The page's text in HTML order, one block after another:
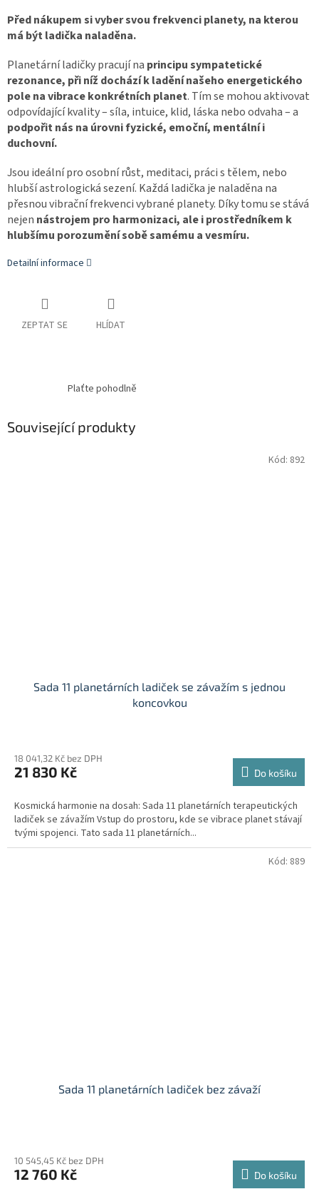
Před nákupem si vyber svou frekvenci planety, na kterou
má být ladička naladěna.
Planetární ladičky pracují na principu sympatetické
rezonance, při níž dochází k ladění našeho energetického
pole na vibrace konkrétních planet. Tím se mohou aktivovat
odpovídající kvality – síla, intuice, klid, láska nebo odvaha – a
podpořit nás na úrovni fyzické, emoční, mentální i
duchovní.
Jsou ideální pro osobní růst, meditaci, práci s tělem, nebo
hlubší astrologická sezení. Každá ladička je naladěna na
přesnou vibrační frekvenci vybrané planety. Díky tomu se stává
nejen nástrojem pro harmonizaci, ale i prostředníkem k
hlubšímu porozumění sobě samému a vesmíru.
Detailní informace
ZEPTAT SE HLÍDAT
Plaťte pohodlně
Související produkty
Sada 11 planetárních ladiček se závažím s jednou
koncovkou
18 041,32 Kč bez DPH
21 830 Kč Do košíku
Kosmická harmonie na dosah: Sada 11 planetárních terapeutických
ladiček se závažím Vstup do prostoru, kde se vibrace planet stávají
tvými spojenci. Tato sada 11 planetárních...
Kód: 892
Sada 11 planetárních ladiček bez závaží
10 545,45 Kč bez DPH
12 760 Kč Do košíku
Kód: 889